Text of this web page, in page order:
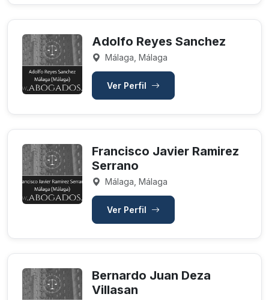
Adolfo Reyes Sanchez
Málaga, Málaga
Ver Perfil
Francisco Javier Ramirez
Serrano
Málaga, Málaga
Ver Perfil
Bernardo Juan Deza
Villasan